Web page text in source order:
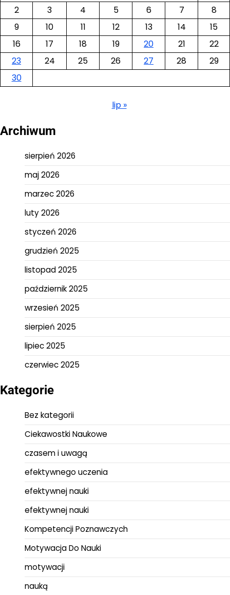
2
3 4 5 6 7
8
9
10 11 12 13 14
15
16
17 18 19 20 21
22
23
24 25 26 27 28
29
30
lip »
Archiwum
sierpień 2026
maj 2026
marzec 2026
luty 2026
styczeń 2026
grudzień 2025
listopad 2025
październik 2025
wrzesień 2025
sierpień 2025
lipiec 2025
czerwiec 2025
Kategorie
Bez kategorii
Ciekawostki Naukowe
czasem i uwagą
efektywnego uczenia
efektywnej nauki
efektywnej nauki
Kompetencji Poznawczych
Motywacja Do Nauki
motywacji
nauką